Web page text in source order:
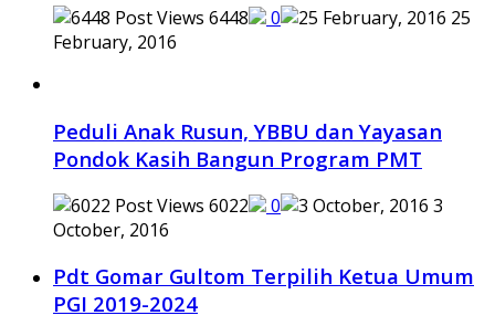
6448 0
25
February, 2016
Peduli Anak Rusun, YBBU dan Yayasan
Pondok Kasih Bangun Program PMT
6022 0
3
October, 2016
Pdt Gomar Gultom Terpilih Ketua Umum
PGI 2019-2024